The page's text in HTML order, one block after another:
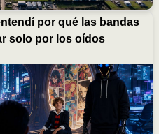
por qué las bandas
solo por los oídos